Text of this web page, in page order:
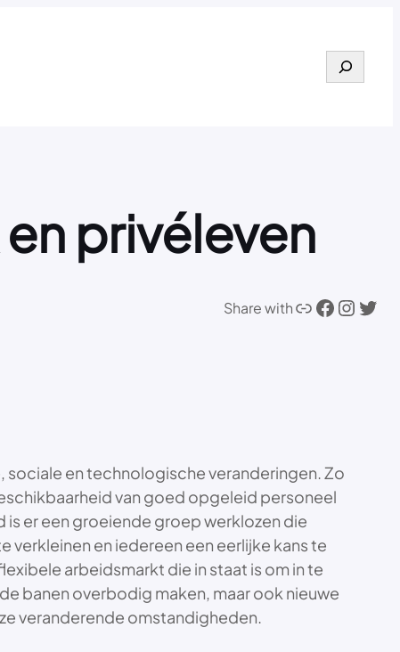
Search
privéleven
Share withLink Facebook Instagram Twitter
en technologische veranderingen. Zo
van goed opgeleid personeel
er een groeiende groep werklozen die
en iedereen een eerlijke kans te
arbeidsmarkt die in staat is om in te
banen overbodig maken, maar ook nieuwe
veranderende omstandigheden.